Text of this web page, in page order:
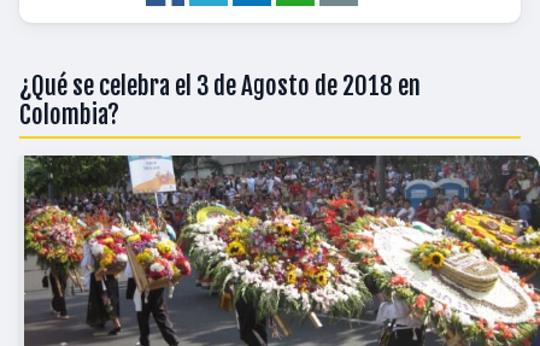
¿Qué se celebra el 3 de Agosto de 2018 en
Colombia?